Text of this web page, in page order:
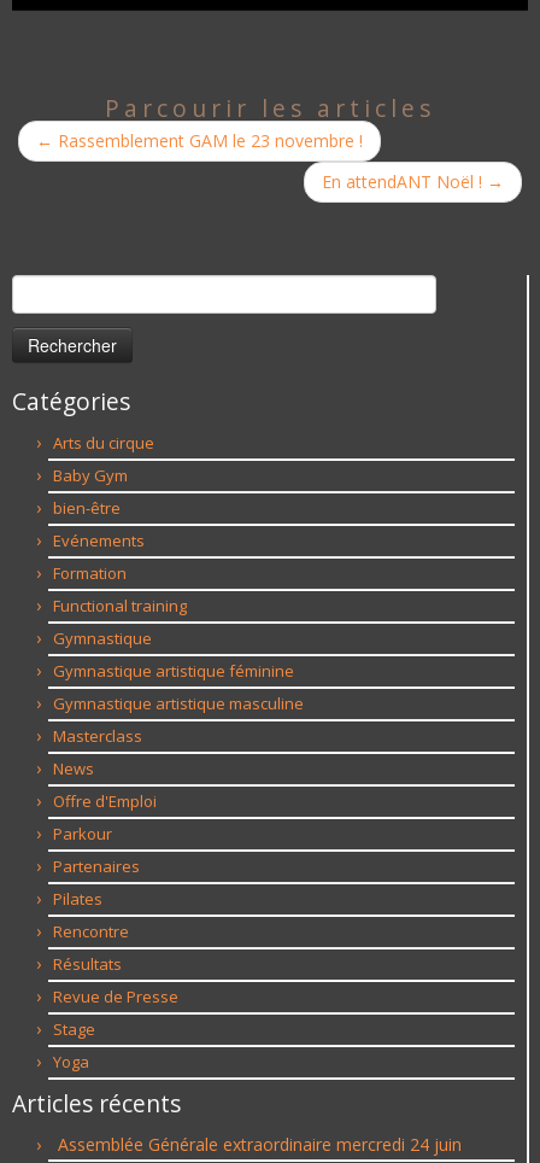
Parcourir les articles
← Rassemblement GAM le 23 novembre !
En attendANT Noël ! →
Rechercher :
Catégories
Arts du cirque
Baby Gym
bien-être
Evénements
Formation
Functional training
Gymnastique
Gymnastique artistique féminine
Gymnastique artistique masculine
Masterclass
News
Offre d'Emploi
Parkour
Partenaires
Pilates
Rencontre
Résultats
Revue de Presse
Stage
Yoga
Articles récents
Assemblée Générale extraordinaire mercredi 24 juin